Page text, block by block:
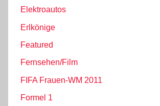
Elektroautos
Erlkönige
Featured
Fernsehen/Film
FIFA Frauen-WM 2011
Formel 1